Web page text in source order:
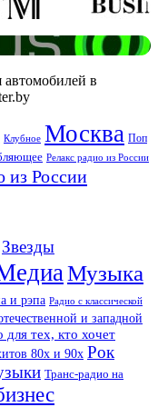
автомобилей в
Клубное Москва Поп
Релакс радио из России
из России
Звезды
Музыка
и рэпа Радио с классической
и западной
для тех, кто хочет
80х и 90х Рок
Транс-радио на